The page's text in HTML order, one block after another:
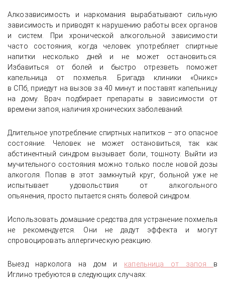
Алкозависимость и наркомания вырабатывают сильную
зависимость и приводят к нарушению работы всех органов
и систем. При хронической алкогольной зависимости
часто состояния, когда человек употребляет спиртные
напитки несколько дней и не может остановиться.
Избавиться от болей и быстро отрезветь поможет
капельница от похмелья. Бригада клиники «Оникс»
в СПб, приедут на вызов за 40 минут и поставят капельницу
на дому. Врач подбирает препараты в зависимости от
времени запоя, наличия хронических заболеваний.
Длительное употребление спиртных напитков – это опасное
состояние. Человек не может остановиться, так как
абстинентный синдром вызывает боли, тошноту. Выйти из
мучительного состояния можно только после новой дозы
алкоголя. Попав в этот замкнутый круг, больной уже не
испытывает удовольствия от алкогольного
опьянения, просто пытается снять болевой синдром.
Использовать домашние средства для устранение похмелья
не рекомендуется. Они не дадут эффекта и могут
спровоцировать аллергическую реакцию.
Выезд нарколога на дом и капельница от запоя в
Иглино требуются в следующих случаях: